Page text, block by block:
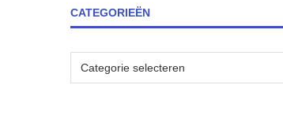
CATEGORIEËN